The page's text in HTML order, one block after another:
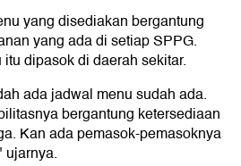
yang disediakan bergantung
yang ada di setiap SPPG.
dipasok di daerah sekitar.
ada jadwal menu sudah ada.
bergantung ketersediaan
Kan ada pemasok-pemasoknya
ujarnya.